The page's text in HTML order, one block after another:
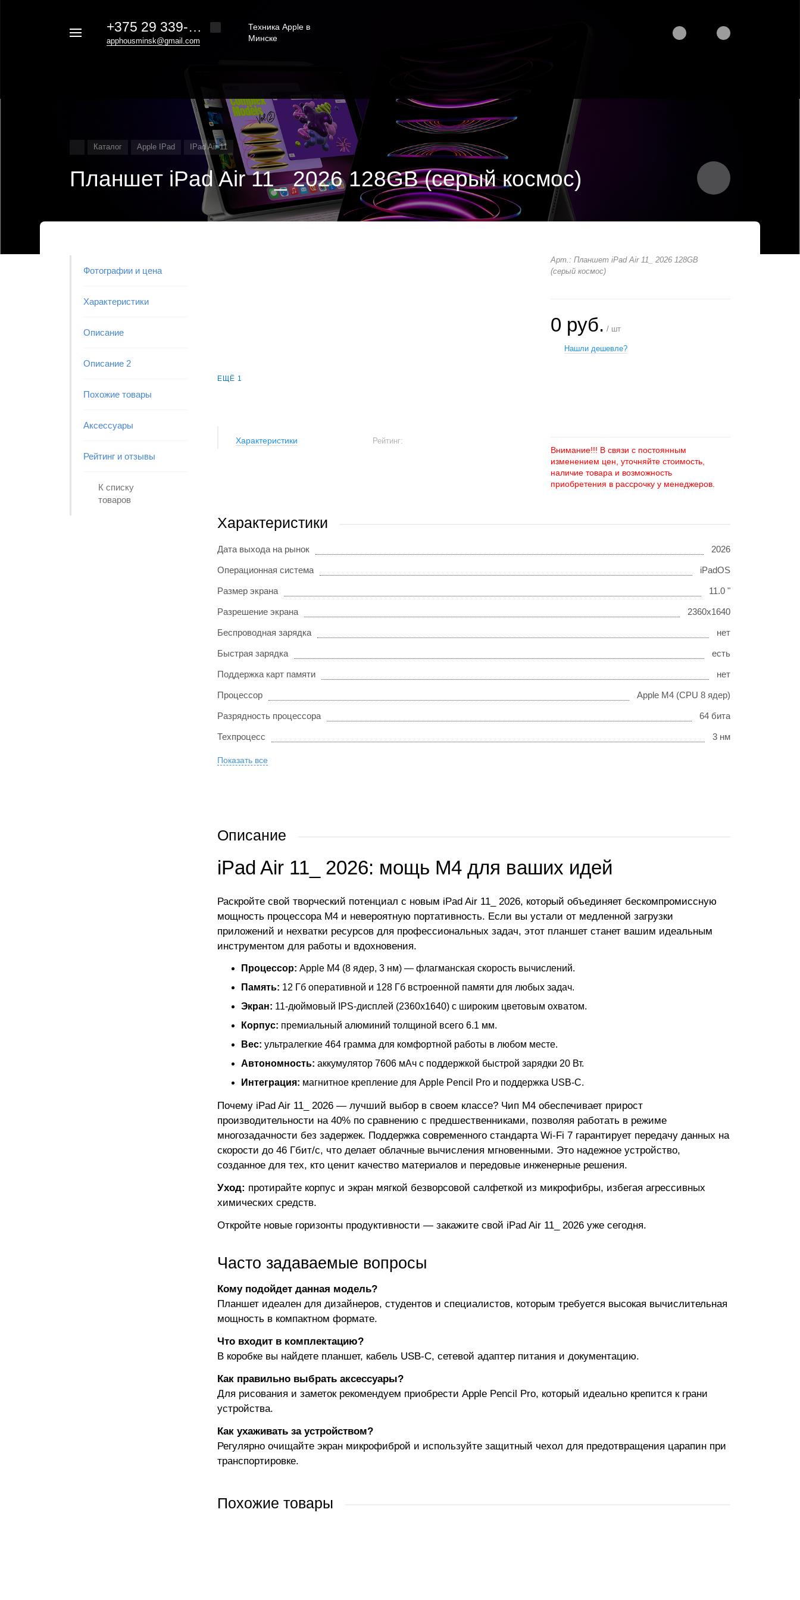
+375 29 339-20-30
apphousminsk@gmail.com
Техника Apple в
Минске
Каталог Apple IPad IPad Air 11
Планшет iPad Air 11_ 2026 128GB (серый космос)
Фотографии и цена
Характеристики
Описание
Описание 2
Похожие товары
Аксессуары
Рейтинг и отзывы
К списку
товаров
ЕЩЁ 1
Характеристики Рейтинг:
Арт.: Планшет iPad Air 11_ 2026 128GB
(серый космос)
0 руб. / шт
Нашли дешевле?
Внимание!!! В связи с постоянным
изменением цен, уточняйте стоимость,
наличие товара и возможность
приобретения в рассрочку у менеджеров.
Характеристики
Дата выхода на рынок 2026
Операционная система iPadOS
Размер экрана 11.0 "
Разрешение экрана 2360x1640
Беспроводная зарядка нет
Быстрая зарядка есть
Поддержка карт памяти нет
Процессор Apple M4 (CPU 8 ядер)
Разрядность процессора 64 бита
Техпроцесс 3 нм
Показать все
Описание
iPad Air 11_ 2026: мощь M4 для ваших идей
Раскройте свой творческий потенциал с новым iPad Air 11_ 2026, который объединяет бескомпромиссную
мощность процессора M4 и невероятную портативность. Если вы устали от медленной загрузки
приложений и нехватки ресурсов для профессиональных задач, этот планшет станет вашим идеальным
инструментом для работы и вдохновения.
Процессор: Apple M4 (8 ядер, 3 нм) — флагманская скорость вычислений.
Память: 12 Гб оперативной и 128 Гб встроенной памяти для любых задач.
Экран: 11-дюймовый IPS-дисплей (2360x1640) с широким цветовым охватом.
Корпус: премиальный алюминий толщиной всего 6.1 мм.
Вес: ультралегкие 464 грамма для комфортной работы в любом месте.
Автономность: аккумулятор 7606 мАч с поддержкой быстрой зарядки 20 Вт.
Интеграция: магнитное крепление для Apple Pencil Pro и поддержка USB-C.
Почему iPad Air 11_ 2026 — лучший выбор в своем классе? Чип M4 обеспечивает прирост
производительности на 40% по сравнению с предшественниками, позволяя работать в режиме
многозадачности без задержек. Поддержка современного стандарта Wi-Fi 7 гарантирует передачу данных на
скорости до 46 Гбит/с, что делает облачные вычисления мгновенными. Это надежное устройство,
созданное для тех, кто ценит качество материалов и передовые инженерные решения.
Уход: протирайте корпус и экран мягкой безворсовой салфеткой из микрофибры, избегая агрессивных
химических средств.
Откройте новые горизонты продуктивности — закажите свой iPad Air 11_ 2026 уже сегодня.
Часто задаваемые вопросы
Кому подойдет данная модель?
Планшет идеален для дизайнеров, студентов и специалистов, которым требуется высокая вычислительная
мощность в компактном формате.
Что входит в комплектацию?
В коробке вы найдете планшет, кабель USB-C, сетевой адаптер питания и документацию.
Как правильно выбрать аксессуары?
Для рисования и заметок рекомендуем приобрести Apple Pencil Pro, который идеально крепится к грани
устройства.
Как ухаживать за устройством?
Регулярно очищайте экран микрофиброй и используйте защитный чехол для предотвращения царапин при
транспортировке.
Похожие товары